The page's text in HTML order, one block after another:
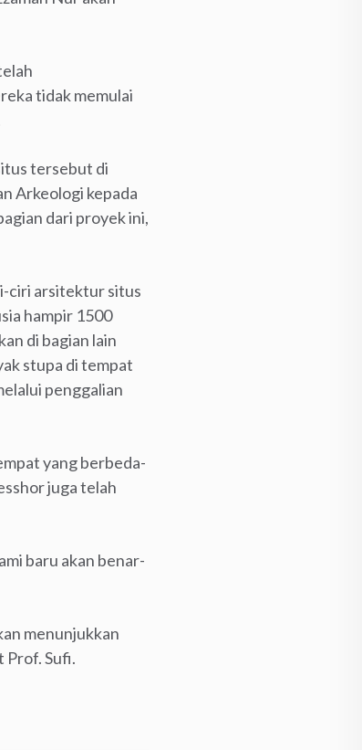
tidak memulai
tersebut di
Arkeologi kepada
dari proyek ini,
ciri arsitektur situs
hampir 1500
di bagian lain
stupa di tempat
penggalian
yang berbeda-
juga telah
baru akan benar-
menunjukkan
Prof. Sufi.